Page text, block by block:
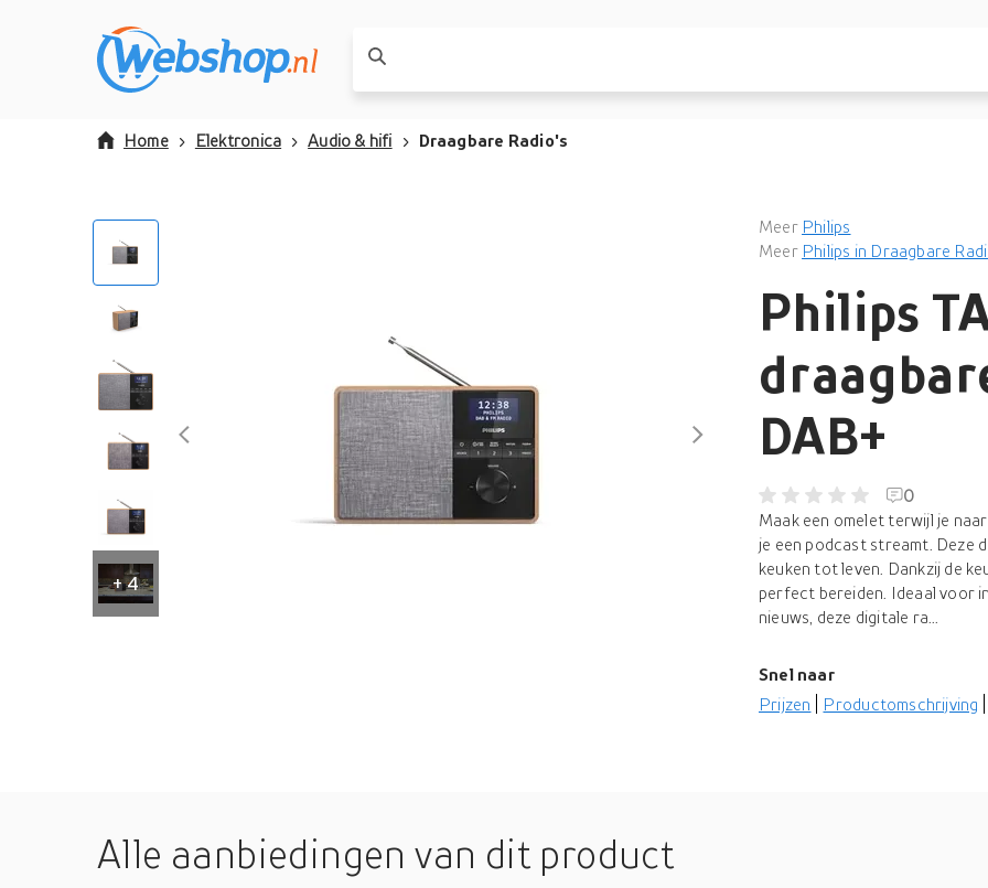
Home Elektronica Audio & hifi Draagbare Radio's
+ 4
Meer Philips
Meer Philips in Draagbare
Philips
DAB+
0
Maak een omelet terwijl je
je een podcast streamt. Deze
keuken tot leven. Dankzij de
perfect bereiden. Ideaal voor
nieuws, deze digitale ra...
Snel naar
Prijzen
Productomschrijving
Alle aanbiedingen van dit product